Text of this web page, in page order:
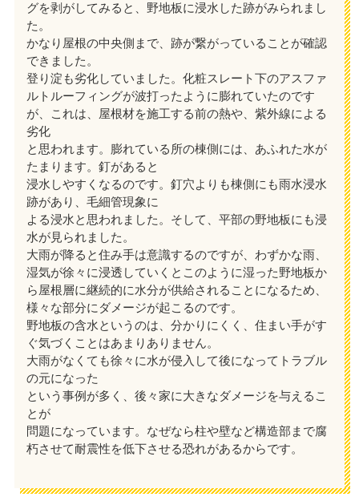
グを剥がしてみると、野地板に浸水した跡がみられまし
た。
かなり屋根の中央側まで、跡が繋がっていることが確認
できました。
登り淀も劣化していました。化粧スレート下のアスファ
ルトルーフィングが波打ったように膨れていたのです
が、これは、屋根材を施工する前の熱や、紫外線による
劣化
と思われます。膨れている所の棟側には、あふれた水が
たまります。釘があると
浸水しやすくなるのです。釘穴よりも棟側にも雨水浸水
跡があり、毛細管現象に
よる浸水と思われました。そして、平部の野地板にも浸
水が見られました。
大雨が降ると住み手は意識するのですが、わずかな雨、
湿気が徐々に浸透していくとこのように湿った野地板か
ら屋根層に継続的に水分が供給されることになるため、
様々な部分にダメージが起こるのです。
野地板の含水というのは、分かりにくく、住まい手がす
ぐ気づくことはあまりありません。
大雨がなくても徐々に水が侵入して後になってトラブル
の元になった
という事例が多く、後々家に大きなダメージを与えるこ
とが
問題になっています。なぜなら柱や壁など構造部まで腐
朽させて耐震性を低下させる恐れがあるからです。